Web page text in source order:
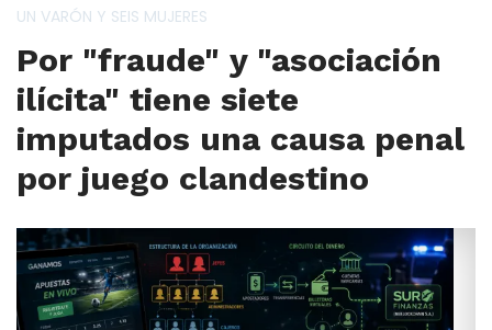
UN VARÓN Y SEIS MUJERES
Por "fraude" y "asociación
ilícita" tiene siete
imputados una causa penal
por juego clandestino